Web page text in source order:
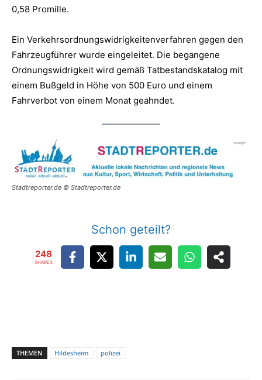
0,58 Promille.
Ein Verkehrsordnungswidrigkeitenverfahren gegen den
Fahrzeugführer wurde eingeleitet. Die begangene
Ordnungswidrigkeit wird gemäß Tatbestandskatalog mit
einem Bußgeld in Höhe von 500 Euro und einem
Fahrverbot von einem Monat geahndet.
Stadtreporter.de © Stadtreporter.de
Schon geteilt?
248
SHARES
THEMEN Hildesheim polizei